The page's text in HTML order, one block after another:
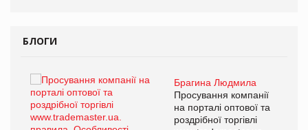
БЛОГИ
Брагина Людмила
Просування компанії
на порталі оптової та
роздрібної торгівлі